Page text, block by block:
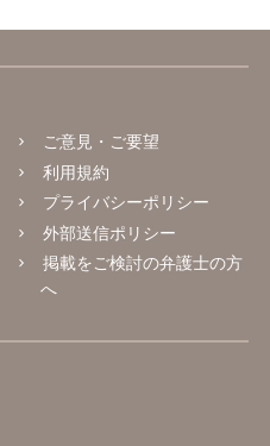
ご意見・ご要望
利用規約
プライバシーポリシー
外部送信ポリシー
掲載をご検討の弁護士の方
へ